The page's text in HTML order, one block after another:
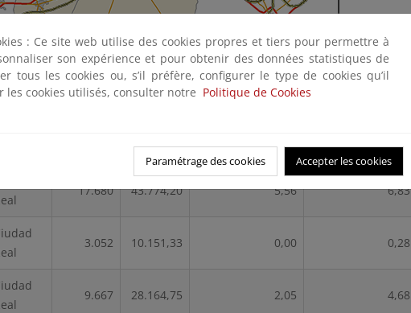
(ha)
dentro del PN
dentro de ZPP
17.680 43.774,20 5,56 6,83
3.052 10.151,33 0,00 0,28
9.667 28.164,75 2,05 4,68
: Ce site web utilise des cookies propres et tiers pour permettre à
son expérience et pour obtenir des données statistiques de
tous les cookies ou, s’il préfère, configurer le type de cookies qu’il
les cookies utilisés, consulter notre Politique de Cookies
Paramétrage des cookies Accepter les cookies